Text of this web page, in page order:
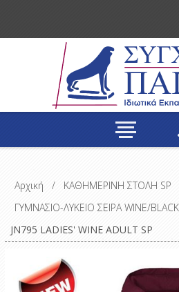
Αρχική / ΚΑΘΗΜΕΡΙΝΗ ΣΤΟΛΗ SP
ΓΥΜΝΑΣΙΟ-ΛΥΚΕΙΟ ΣΕΙΡΑ WINE/BLACK
JN795 LADIES' WINE ADULT SP